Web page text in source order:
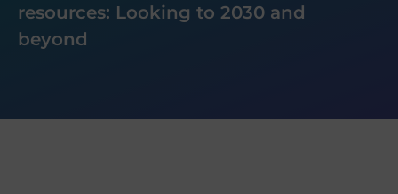
resources: Looking to 2030 and
beyond